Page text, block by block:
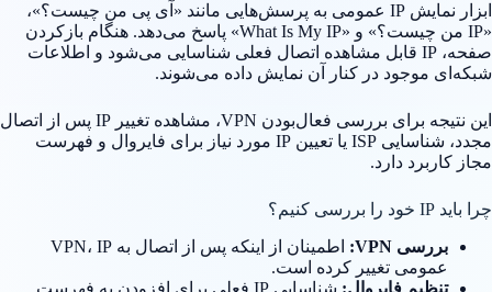
ابزار نمایش IP عمومی به پرسش‌هایی مانند «آی پی من چیست؟»،
«IP من چیست؟» و «What Is My IP» پاسخ می‌دهد. هنگام بازکردن
صفحه، IP قابل مشاهده اتصال فعلی شناسایی می‌شود و اطلاعات
شبکه‌ای موجود در کنار آن نمایش داده می‌شوند.
این نتیجه برای بررسی فعال‌بودن VPN، مشاهده تغییر IP پس از اتصال
مجدد، شناسایی ISP یا تعیین IP مورد نیاز برای فایروال و فهرست
مجاز کاربرد دارد.
چرا باید IP خود را بررسی کنیم؟
بررسی VPN:
اطمینان از اینکه پس از اتصال به VPN، IP
عمومی تغییر کرده است.